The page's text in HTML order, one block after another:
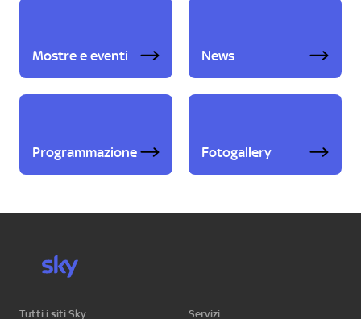
Mostre e eventi News
Programmazione Fotogallery
Tutti i siti Sky:
Servizi: